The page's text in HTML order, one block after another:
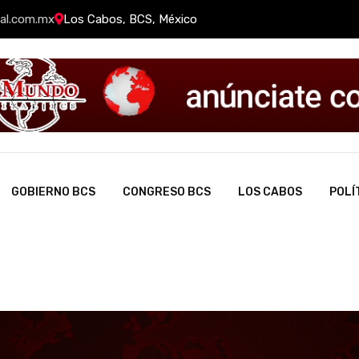
Los Cabos, BCS, México
GOBIERNO BCS CONGRESO BCS LOS CABOS